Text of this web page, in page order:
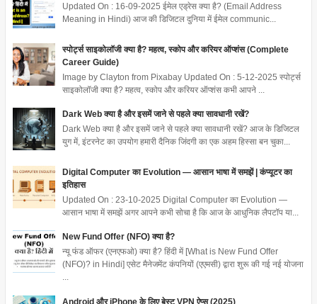
Updated On : 16-09-2025 ईमेल एड्रेस क्या है? (Email Address
Meaning in Hindi) आज की डिजिटल दुनिया में ईमेल communic...
स्पोर्ट्स साइकोलॉजी क्या है? महत्व, स्कोप और करियर ऑप्शंस (Complete
Career Guide)
Image by Clayton from Pixabay Updated On : 5-12-2025 स्पोर्ट्स
साइकोलॉजी क्या है? महत्व, स्कोप और करियर ऑप्शंस कभी आपने ...
Dark Web क्या है और इसमें जाने से पहले क्या सावधानी रखें?
Dark Web क्या है और इसमें जाने से पहले क्या सावधानी रखें? आज के डिजिटल
युग में, इंटरनेट का उपयोग हमारी दैनिक जिंदगी का एक अहम हिस्सा बन चुका...
Digital Computer का Evolution — आसान भाषा में समझें | कंप्यूटर का
इतिहास
Updated On : 23-10-2025 Digital Computer का Evolution —
आसान भाषा में समझें अगर आपने कभी सोचा है कि आज के आधुनिक लैपटॉप या...
New Fund Offer (NFO) क्या है?
न्यू फंड ऑफर (एनएफओ) क्या है? हिंदी में [What is New Fund Offer
(NFO)? in Hindi] एसेट मैनेजमेंट कंपनियों (एएमसी) द्वारा शुरू की गई नई योजना
Android और iPhone के लिए बेस्ट VPN ऐप्स (2025)